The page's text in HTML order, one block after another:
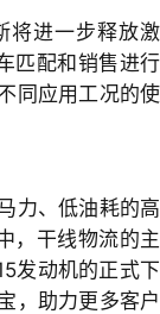
将进一步释放激
匹配和销售进行
同应用工况的使
力、低油耗的高
，干线物流的主
发动机的正式下
，助力更多客户